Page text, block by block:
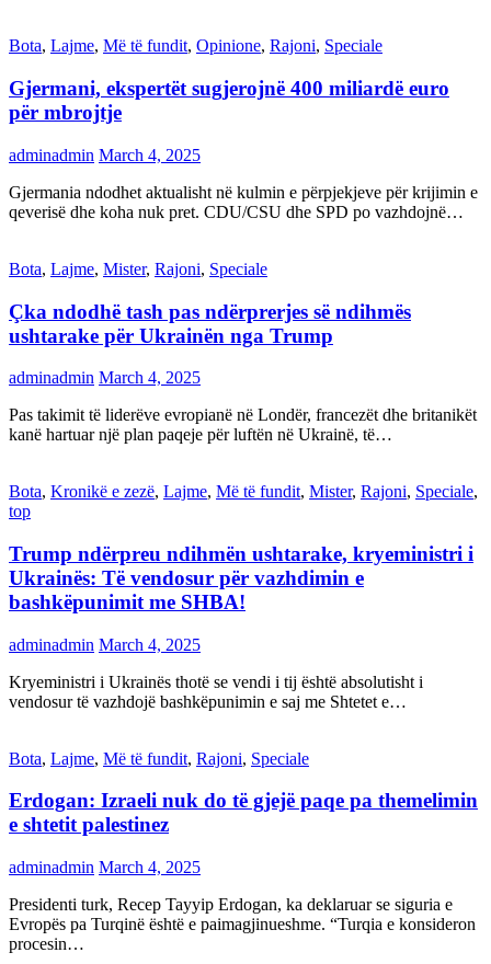
Bota, Lajme, Më të fundit, Opinione, Rajoni, Speciale
Gjermani, ekspertët sugjerojnë 400 miliardë euro
për mbrojtje
adminadmin March 4, 2025
Gjermania ndodhet aktualisht në kulmin e përpjekjeve për krijimin e
qeverisë dhe koha nuk pret. CDU/CSU dhe SPD po vazhdojnë…
Bota, Lajme, Mister, Rajoni, Speciale
Çka ndodhë tash pas ndërprerjes së ndihmës
ushtarake për Ukrainën nga Trump
adminadmin March 4, 2025
Pas takimit të liderëve evropianë në Londër, francezët dhe britanikët
kanë hartuar një plan paqeje për luftën në Ukrainë, të…
Bota, Kronikë e zezë, Lajme, Më të fundit, Mister, Rajoni, Speciale,
top
Trump ndërpreu ndihmën ushtarake, kryeministri i
Ukrainës: Të vendosur për vazhdimin e
bashkëpunimit me SHBA!
adminadmin March 4, 2025
Kryeministri i Ukrainës thotë se vendi i tij është absolutisht i
vendosur të vazhdojë bashkëpunimin e saj me Shtetet e…
Bota, Lajme, Më të fundit, Rajoni, Speciale
Erdogan: Izraeli nuk do të gjejë paqe pa themelimin
e shtetit palestinez
adminadmin March 4, 2025
Presidenti turk, Recep Tayyip Erdogan, ka deklaruar se siguria e
Evropës pa Turqinë është e paimagjinueshme. “Turqia e konsideron
procesin…